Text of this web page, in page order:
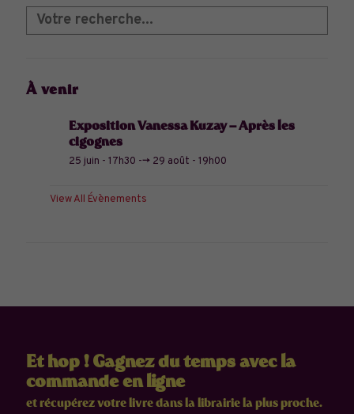
À venir
Exposition Vanessa Kuzay – Après les
cigognes
25 juin - 17h30 --> 29 août - 19h00
View All Évènements
Et hop ! Gagnez du temps avec la
commande en ligne
et récupérez votre livre dans la librairie la plus proche.